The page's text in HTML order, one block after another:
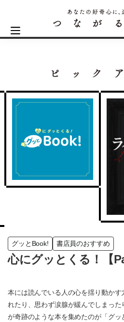
グッとBook! 書店員のおすすめ
心にグッとくる！【
本には読んでいる人の心を揺り動か
れたり、思わず涙腺が緩んでしまった
が奇跡のような本を集めたのが「グッ